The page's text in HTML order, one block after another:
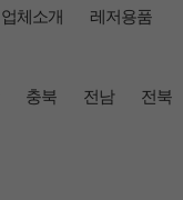
업체소개
레저용품
충북 전남 전북